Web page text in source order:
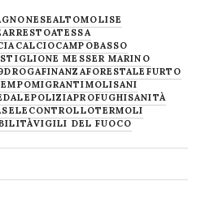
ALTOMOLISE
ARRESTOATESSA
CALCIOCAMPOBASSO
MESSER MARINO
DROGAFINANZAFORESTALE FURTO
MIGRANTIMOLISANI
POLIZIAPROFUGHISANITÀ
SELECONTROLLOTERMOLI
VIGILI DEL FUOCO